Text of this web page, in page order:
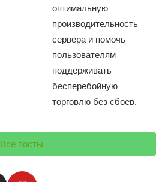
оптимальную
производительность
сервера и помочь
пользователям
поддерживать
бесперебойную
торговлю без сбоев.
Все посты